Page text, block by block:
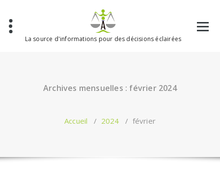
contenu
La source d'informations pour des décisions éclairées
Archives mensuelles : février 2024
Accueil / 2024 / février